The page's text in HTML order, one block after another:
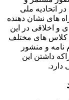
اتحادیه ملی
های نشان دهنده
و اخلاقی در این
کلاس های مختلف
و منشور
داشتن این
دارد.